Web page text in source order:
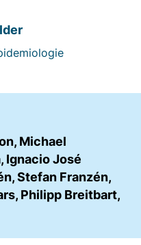
Michael
Ignacio José
Stefan Franzén,
Philipp Breitbart,